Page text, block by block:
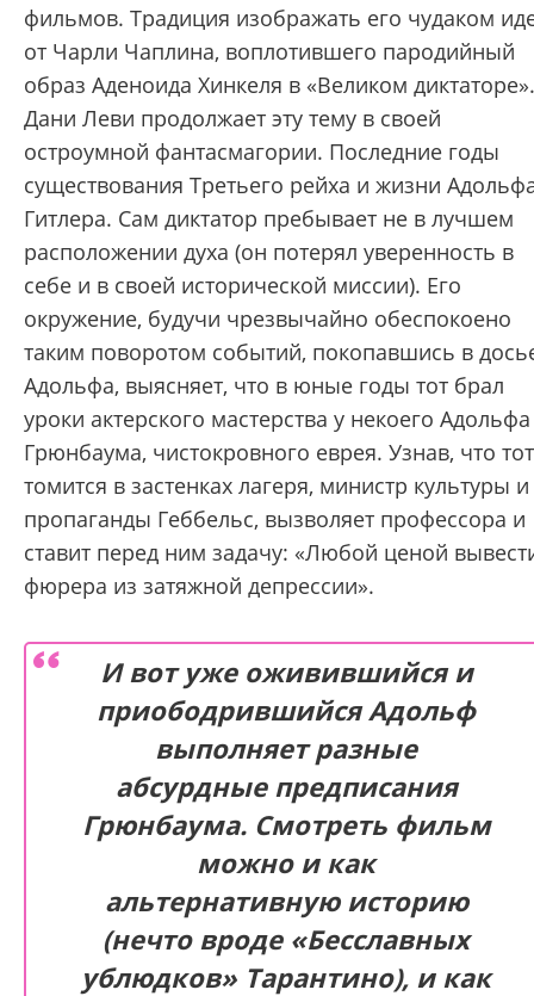
фильмов. Традиция изображать его чудаком
от Чарли Чаплина, воплотившего пародийный
образ Аденоида Хинкеля в «Великом диктаторе».
Дани Леви продолжает эту тему в своей
остроумной фантасмагории. Последние годы
существования Третьего рейха и жизни
Гитлера. Сам диктатор пребывает не в лучшем
расположении духа (он потерял уверенность в
себе и в своей исторической миссии). Его
окружение, будучи чрезвычайно обеспокоено
таким поворотом событий, покопавшись в
Адольфа, выясняет, что в юные годы тот брал
уроки актерского мастерства у некоего Адольфа
Грюнбаума, чистокровного еврея. Узнав, что тот
томится в застенках лагеря, министр культуры и
пропаганды Геббельс, вызволяет профессора и
ставит перед ним задачу: «Любой ценой
фюрера из затяжной депрессии».
И вот уже оживившийся и
приободрившийся Адольф
выполняет разные
абсурдные предписания
Грюнбаума. Смотреть фильм
можно и как
альтернативную историю
(нечто вроде «Бесславных
ублюдков» Тарантино), и как